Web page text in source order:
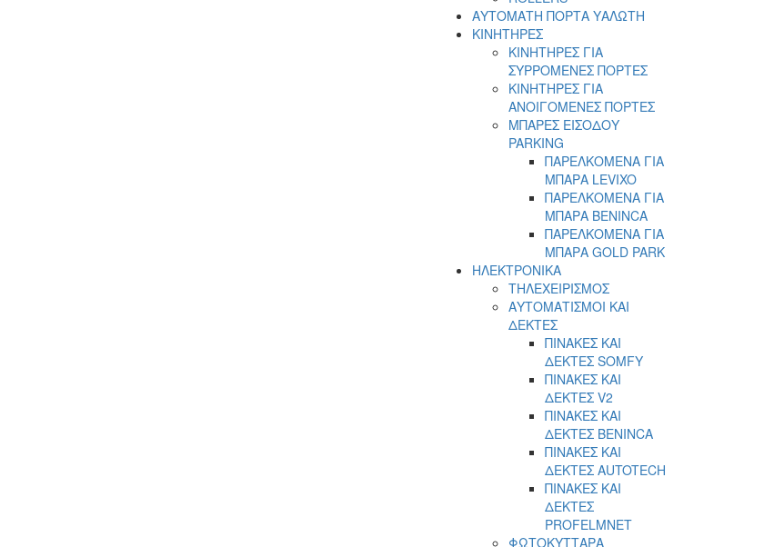
ΑΥΤΟΜΑΤΗ ΠΟΡΤΑ ΥΑΛΩΤΗ
ΚΙΝΗΤΗΡΕΣ
ΚΙΝΗΤΗΡΕΣ ΓΙΑ
ΣΥΡΡΟΜΕΝΕΣ ΠΟΡΤΕΣ
ΚΙΝΗΤΗΡΕΣ ΓΙΑ
ΑΝΟΙΓΟΜΕΝΕΣ ΠΟΡΤΕΣ
ΜΠΑΡΕΣ ΕΙΣΟΔΟΥ
PARKING
ΠΑΡΕΛΚΟΜΕΝΑ ΓΙΑ
ΜΠΑΡΑ LEVIXO
ΠΑΡΕΛΚΟΜΕΝΑ ΓΙΑ
ΜΠΑΡΑ BENINCA
ΠΑΡΕΛΚΟΜΕΝΑ ΓΙΑ
ΜΠΑΡΑ GOLD PARK
ΗΛΕΚΤΡΟΝΙΚΑ
ΤΗΛΕΧΕΙΡΙΣΜΟΣ
ΑΥΤΟΜΑΤΙΣΜΟΙ ΚΑΙ
ΔΕΚΤΕΣ
ΠΙΝΑΚΕΣ ΚΑΙ
ΔΕΚΤΕΣ SOMFY
ΠΙΝΑΚΕΣ ΚΑΙ
ΔΕΚΤΕΣ V2
ΠΙΝΑΚΕΣ ΚΑΙ
ΔΕΚΤΕΣ BENINCA
ΠΙΝΑΚΕΣ ΚΑΙ
ΔΕΚΤΕΣ AUTOTECH
ΠΙΝΑΚΕΣ ΚΑΙ
ΔΕΚΤΕΣ
PROFELMNET
ΦΩΤΟΚΥΤΤΑΡΑ